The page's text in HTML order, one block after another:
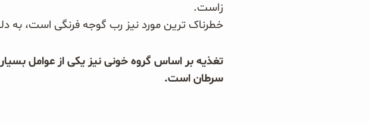
زاست.
خطرناک ترین مورد نیز رب گوجه فرنگی است، به
تغذیه بر اساس گروه خونی نیز یکی از عوامل
سرطان است.